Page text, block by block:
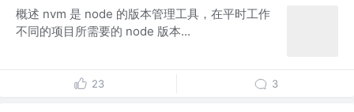
概述 nvm 是 node 的版本管理工具，在平时工作
不同的项目所需要的 node 版本...
23 3